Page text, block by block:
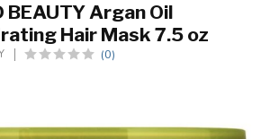
BEAUTY Argan Oil
Hair Mask 7.5 oz
(0)